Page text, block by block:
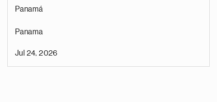
Panamá
Panama
Jul 24, 2026